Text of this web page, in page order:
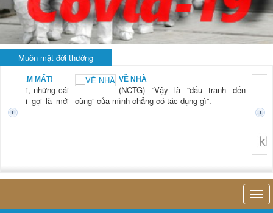
Muôn mặt đời thường
NAM MẤT!
“Xời, những cái
mới gọi là mới
VỀ NHÀ
(NCTG) “Vậy là “đấu tranh đến
cùng” của mình chẳng có tác dụng gì”.